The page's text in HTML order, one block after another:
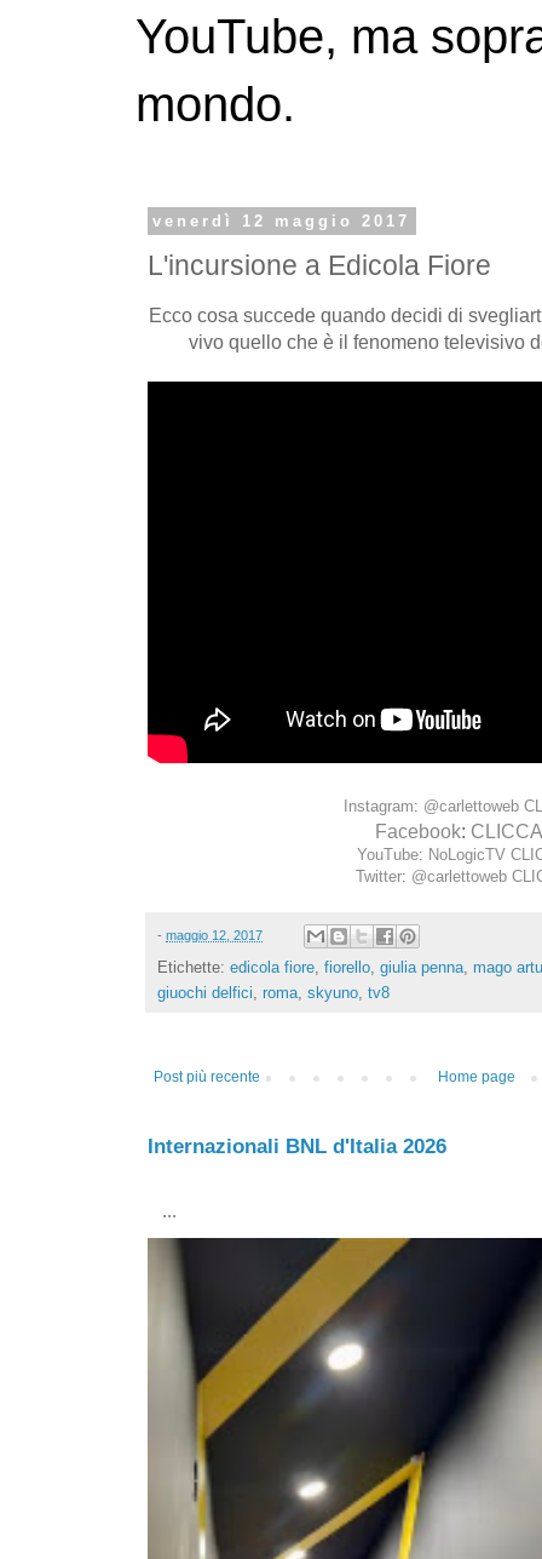
YouTube, ma
mondo.
venerdì 12 maggio 2017
L'incursione a Edicola Fiore
Ecco cosa succede quando decidi di
vivo quello che è il fenomeno televisivo
Instagram: @carlettoweb
Facebook:
YouTube: NoLogicTV
Twitter: @carlettoweb
- maggio 12, 2017
Etichette: edicola fiore, fiorello, giulia penna, mago
giuochi delfici, roma, skyuno, tv8
Post più recente Home page
Internazionali BNL d'Italia 2026
...